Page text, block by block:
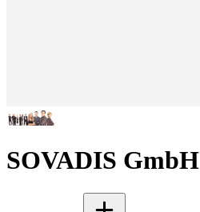
SOVADIS GmbH